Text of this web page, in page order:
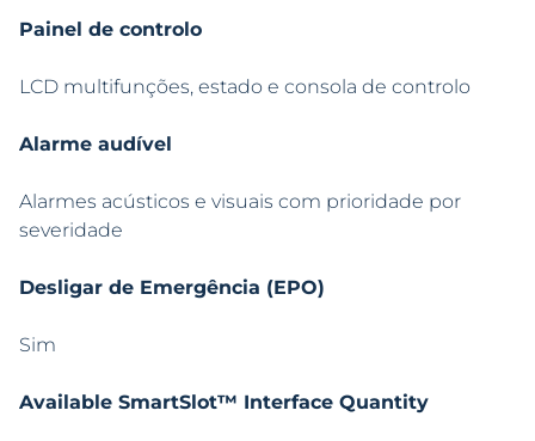
Painel de controlo
LCD multifunções, estado e consola de controlo
Alarme audível
Alarmes acústicos e visuais com prioridade por
severidade
Desligar de Emergência (EPO)
Sim
Available SmartSlot™ Interface Quantity